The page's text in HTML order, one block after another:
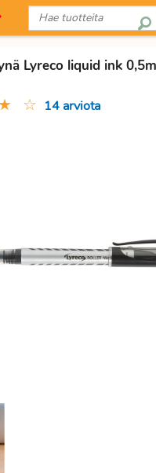
Lyreco liquid ink
☆ 14 arviota